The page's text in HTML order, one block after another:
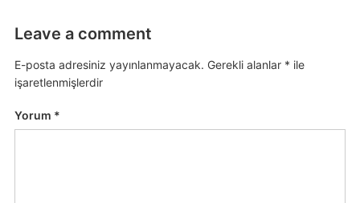
Leave a comment
E-posta adresiniz yayınlanmayacak. Gerekli alanlar * ile
işaretlenmişlerdir
Yorum *